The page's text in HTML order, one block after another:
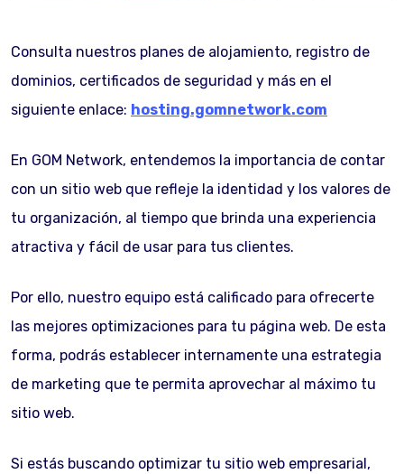
Consulta nuestros planes de alojamiento, registro de
dominios, certificados de seguridad y más en el
siguiente enlace: hosting.gomnetwork.com
En GOM Network, entendemos la importancia de contar
con un sitio web que refleje la identidad y los valores de
tu organización, al tiempo que brinda una experiencia
atractiva y fácil de usar para tus clientes.
Por ello, nuestro equipo está calificado para ofrecerte
las mejores optimizaciones para tu página web. De esta
forma, podrás establecer internamente una estrategia
de marketing que te permita aprovechar al máximo tu
sitio web.
Si estás buscando optimizar tu sitio web empresarial,